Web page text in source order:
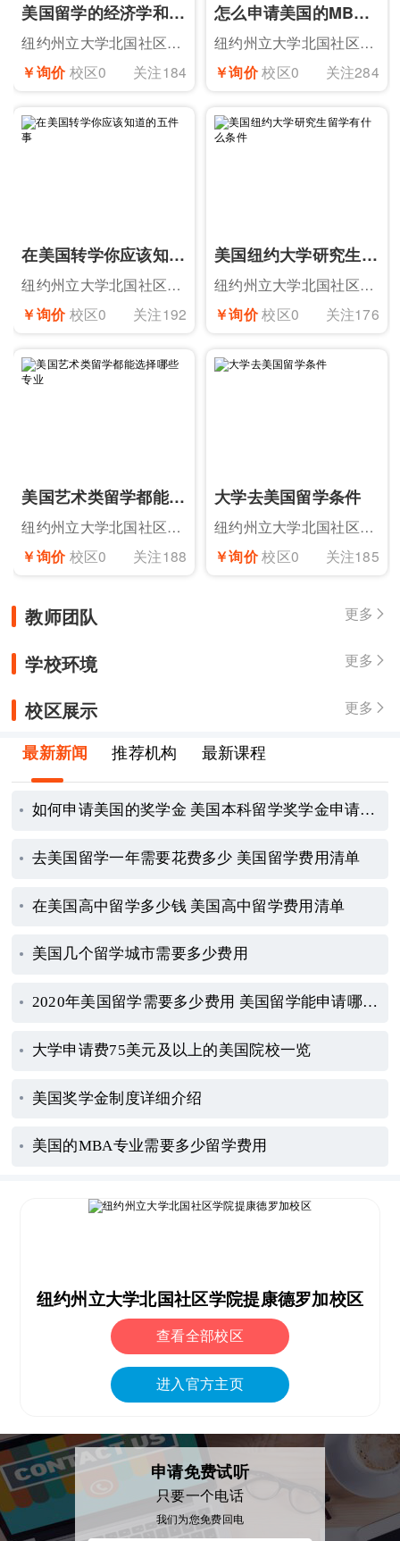
美国留学的经济学和商科有什么区别
纽约州立大学北国社区学院提康德罗加校区
￥询价 校区0 关注184
怎么申请美国的MBA专业留学
纽约州立大学北国社区学院提康德罗加校区
￥询价校区0 关注284
在美国转学你应该知道的五件事
纽约州立大学北国社区学院提康德罗加校区
￥询价 校区0 关注192
美国纽约大学研究生留学有什么条件
纽约州立大学北国社区学院提康德罗加校区
￥询价校区0 关注176
美国艺术类留学都能选择哪些专业
纽约州立大学北国社区学院提康德罗加校区
￥询价 校区0 关注188
大学去美国留学条件
纽约州立大学北国社区学院提康德罗加校区
￥询价校区0 关注185
教师团队 更多 
学校环境 更多 
校区展示 更多 
最新新闻 推荐机构 最新课程
如何申请美国的奖学金 美国本科留学奖学金申请指南
去美国留学一年需要花费多少 美国留学费用清单
在美国高中留学多少钱 美国高中留学费用清单
美国几个留学城市需要多少费用
2020年美国留学需要多少费用 美国留学能申请哪些奖学金
大学申请费75美元及以上的美国院校一览
美国奖学金制度详细介绍
美国的MBA专业需要多少留学费用
纽约州立大学北国社区学院提康德罗加校区
查看全部校区
进入官方主页
申请免费试听
只要一个电话
我们为您免费回电